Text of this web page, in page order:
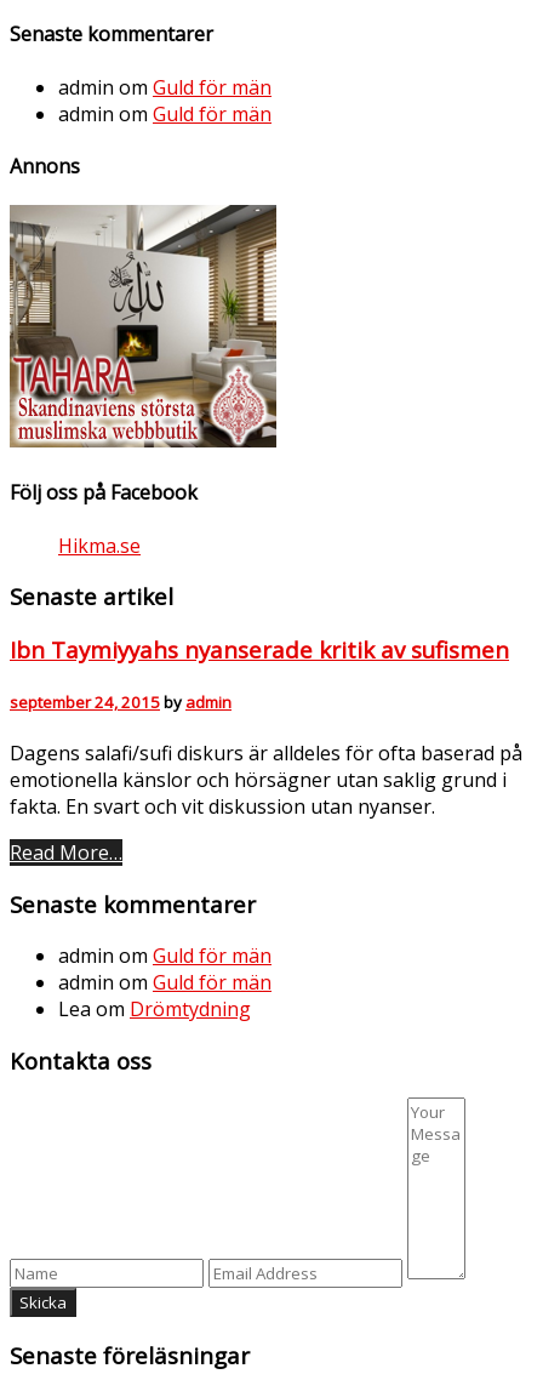
Senaste kommentarer
admin om Guld för män
admin om Guld för män
Annons
Följ oss på Facebook
Hikma.se
Senaste artikel
Ibn Taymiyyahs nyanserade kritik av sufismen
september 24, 2015byadmin
Dagens salafi/sufi diskurs är alldeles för ofta baserad på
emotionella känslor och hörsägner utan saklig grund i
fakta. En svart och vit diskussion utan nyanser.
Read More…
Senaste kommentarer
admin om Guld för män
admin om Guld för män
Lea om Drömtydning
Kontakta oss
Senaste föreläsningar